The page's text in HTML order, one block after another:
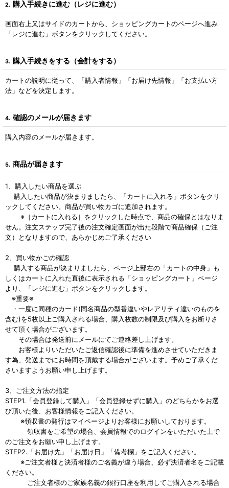
2. 購入手続きに進む（レジに進む）
画面右上又はサイドのカートから、ショッピングカートのページへ進み
「レジに進む」ボタンをクリックしてください。
3. 購入手続きをする（会計をする）
カートの説明に従って、「購入者情報」「お届け先情報」「お支払い方
法」などを決定します。
4. 確認のメールが届きます
購入内容のメールが届きます。
5. 商品が届きます
1、購入したい商品を選ぶ
購入したい商品が決まりましたら、「カートに入れる」ボタンをクリ
ックしてください。商品が買い物カゴに追加されます。
※［カートに入れる］をクリックした時点で、商品の確保とはなりま
せん。注文ステップ完了後の注文確定画面が出た段階で商品確保（ご注
文）となりますので、あらかじめご了承ください
2、買い物かごの確認
購入する商品が決まりましたら、ページ上部右の「カートの中身」も
しくはカートに入れた直後に表示される「ショッピングカート」ページ
より、「レジに進む」ボタンをクリックします。
※重要※
・一度に同種のカード(同名商品の型番違いやレアリティ違いのものを
含む)を5枚以上ご購入される場合、購入枚数の制限及び購入をお断りさ
せて頂く場合がございます。
その場合は発送前にメールにてご連絡差し上げます。
お客様よりいただいたご返信確認後に準備を進めさせていただきま
す為、発送までにお時間を頂戴する場合がございます。予めご了承くだ
さいますようお願い申し上げます。
3、ご注文方法の指定
STEP1.「会員登録して購入」「会員登録せずに購入」のどちらかをお選
び頂いた後、お客様情報をご記入ください。
※領収書の発行はマイページよりお客様にお願いしております。
領収書をご希望の場合、会員情報でのログインをいただいた上で
のご注文をお願い申し上げます。
STEP2.「お届け先」「お届け日」「備考欄」をご記入ください。
※ご注文者様と決済者様のご名義が違う場合、必ず決済者名をご記載
ください。
ご注文者様のご家族名義の銀行口座を利用してご購入される場合